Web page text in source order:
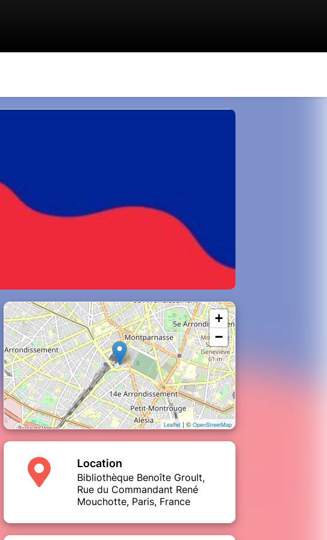
+
−
Leaflet| ©OpenStreetMap
Location
Bibliothèque Benoîte Groult,
Rue du Commandant René
Mouchotte, Paris, France